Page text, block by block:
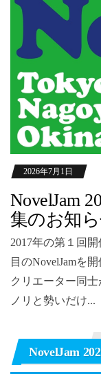
2026年7月1日
NovelJam
集のお知
2017年の第１回
目のNovelJamを
クリエーター同士
ノリと勢いだけ...
NovelJam